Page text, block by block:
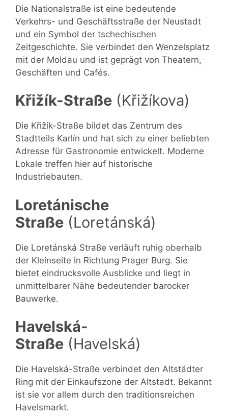
Die Nationalstraße ist eine bedeutende
Verkehrs- und Geschäftsstraße der Neustadt
und ein Symbol der tschechischen
Zeitgeschichte. Sie verbindet den Wenzelsplatz
mit der Moldau und ist geprägt von Theatern,
Geschäften und Cafés.
Křižík-Straße (Křižíkova)
Die Křižík-Straße bildet das Zentrum des
Stadtteils Karlín und hat sich zu einer beliebten
Adresse für Gastronomie entwickelt. Moderne
Lokale treffen hier auf historische
Industriebauten.
Loretánische
Straße (Loretánská)
Die Loretánská Straße verläuft ruhig oberhalb
der Kleinseite in Richtung Prager Burg. Sie
bietet eindrucksvolle Ausblicke und liegt in
unmittelbarer Nähe bedeutender barocker
Bauwerke.
Havelská-
Straße (Havelská)
Die Havelská-Straße verbindet den Altstädter
Ring mit der Einkaufszone der Altstadt. Bekannt
ist sie vor allem durch den traditionsreichen
Havelsmarkt.